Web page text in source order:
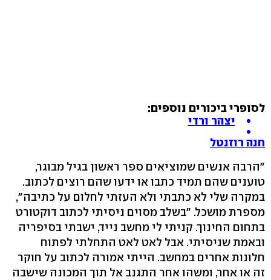
לסופרי ביכורים נוספים:
יצהר ורדי
חנה רוזנטל
"הרבה אנשים שמוציאים ספר ראשון בגיל מבוגר,
טוענים שהם תמיד כתבו או ידעו שהם רוצים לכתוב.
במקרה שלי לא כתבתי ולא העזתי לחלום על כתיבה",
מספרת מושכל. "בשלב מסוים ניסיתי לכתוב דוקטורט
בתחום החינוך. קניתי לי מחשב נייד, ישבתי בסיפריה
ובאמת שניסיתי. אבל לאט לאט התחלתי לפתוח
חלונות אחרים במחשב. הייתי אמורה לכתוב על חוקר
זה או אחר, ומשהו אחר התגנב אל תוך המכונה שישבה